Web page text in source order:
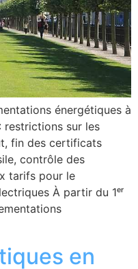
énergétiques à
restrictions sur les
fin des certificats
contrôle des
tarifs pour le
À partir du 1ᵉʳ
en